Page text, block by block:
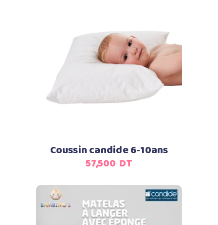
Ajouter au panier
Coussin candide 6-10ans
57,500 DT